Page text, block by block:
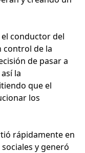
conductor del
de la
de pasar a
la
que el
los
rápidamente en
y generó